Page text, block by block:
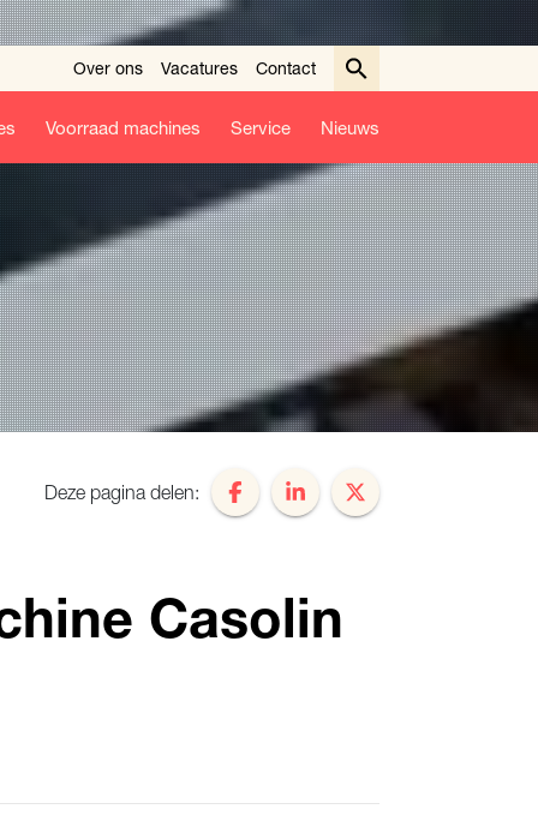
Over ons Vacatures Contact
Voorraad machines Service Nieuws
Deze pagina delen:
Casolin